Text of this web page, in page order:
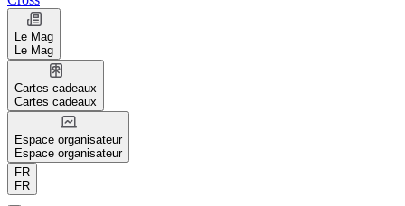
Le Mag
Le Mag
Cartes cadeaux
Cartes cadeaux
Espace organisateur
Espace organisateur
FR
FR